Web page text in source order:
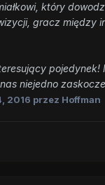
który
gracz między
niejedno
2016 przez Hoffman